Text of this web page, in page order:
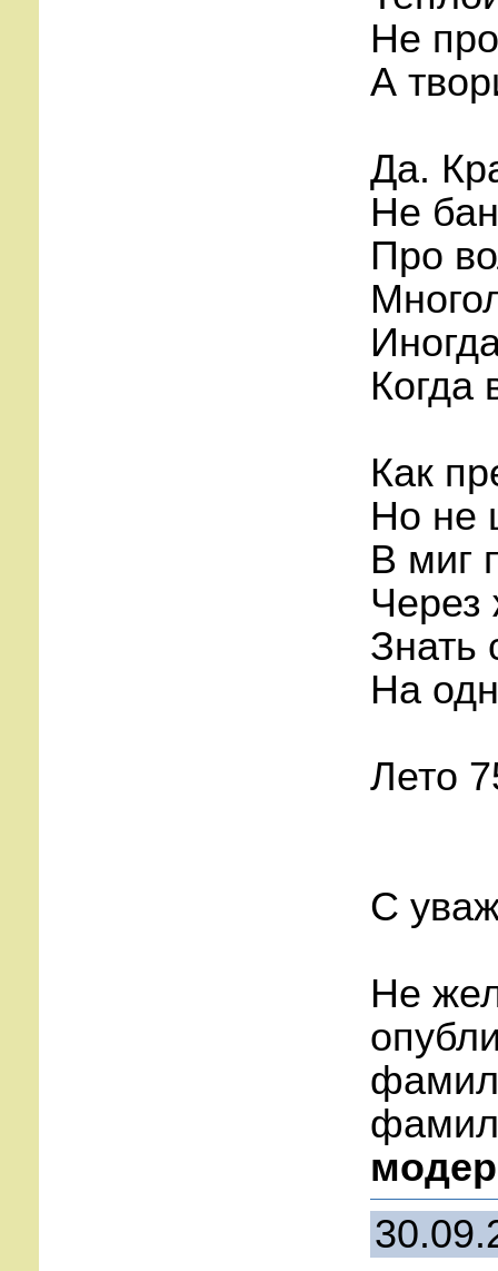
Не
А
Да.
Не
Про
Когда
Как
Но не
В миг
Через
Знать
На
Лето
С
Не